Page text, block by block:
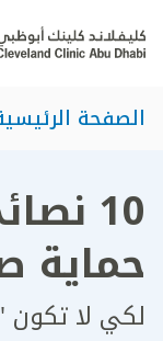
الصفحة
10
حماية
لكي لا تكون